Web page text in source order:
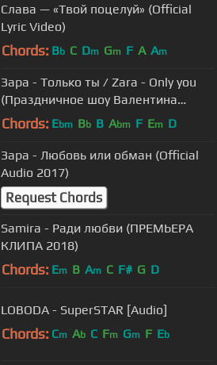
Слава — «Твой поцелуй» (Official
Lyric Video)
Chords: Bb C Dm Gm F A Am
Зара - Только ты / Zara - Only you
(Праздничное шоу Валентина
Юдашкина)
Chords: Ebm Bb B Abm F Em D
Зара - Любовь или обман (Official
Audio 2017)
Request Chords
Samira - Ради любви (ПРЕМЬЕРА
КЛИПА 2018)
Chords: Em B Am C F# G D
LOBODA - SuperSTAR [Audio]
Chords: Cm Ab C Fm Gm F Eb